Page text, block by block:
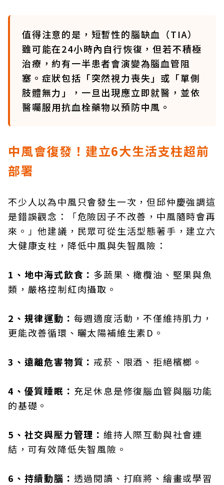
值得注意的是，短暫性的腦缺血（TIA）
雖可能在24小時內自行恢復，但若不積極
治療，約有一半患者會演變為腦血管阻
塞。症狀包括「突然視力喪失」或「單側
肢體無力」，一旦出現應立即就醫，並依
醫囑服用抗血栓藥物以預防中風。
中風會復發！建立6大生活支柱超前
部署
不少人以為中風只會發生一次，但邱仲慶強調這
是錯誤觀念：「危險因子不改善，中風隨時會再
來。」他建議，民眾可從生活型態著手，建立六
大健康支柱，降低中風與失智風險：
1、地中海式飲食： 多蔬果、橄欖油、堅果與魚
類，嚴格控制紅肉攝取。
2、規律運動： 每週適度活動，不僅維持肌力，
更能改善循環、曬太陽補維生素D。
3、遠離危害物質： 戒菸、限酒、拒絕檳榔。
4、優質睡眠： 充足休息是修復腦血管與腦功能
的基礎。
5、社交與壓力管理：維持人際互動與社會連
結，可有效降低失智風險。
6、持續動腦： 透過閱讀、打麻將、繪畫或學習